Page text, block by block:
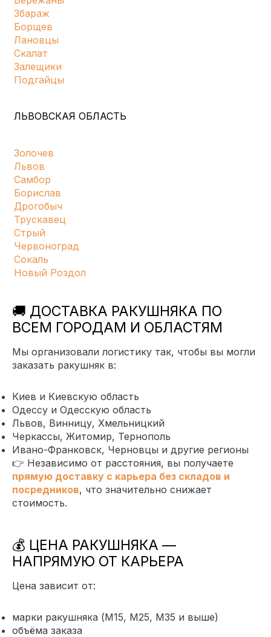
Збараж
Борщев
Лановцы
Скалат
Залещики
Подгайцы
ЛЬВОВСКАЯ ОБЛАСТЬ
Золочев
Львов
Самбор
Борислав
Дрогобыч
Трускавец
Стрый
Червоноград
Сокаль
Новый Роздол
🚚 ДОСТАВКА РАКУШНЯКА ПО
ВСЕМ ГОРОДАМ И ОБЛАСТЯМ
Мы организовали логистику так, чтобы вы могли
заказать ракушняк в:
Киев и Киевскую область
Одессу и Одесскую область
Львов, Винницу, Хмельницкий
Черкассы, Житомир, Тернополь
Ивано-Франковск, Черновцы и другие регионы
👉 Независимо от расстояния, вы получаете
прямую доставку с карьера без складов и
посредников, что значительно снижает
стоимость.
💰 ЦЕНА РАКУШНЯКА —
НАПРЯМУЮ ОТ КАРЬЕРА
Цена зависит от:
марки ракушняка (М15, М25, М35 и выше)
объёма заказа